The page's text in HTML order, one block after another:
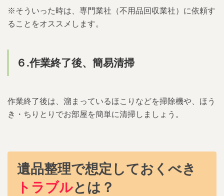
※そういった時は、専門業社（不用品回収業社）に依頼す
ることをオススメします。
６.作業終了後、簡易清掃
作業終了後は、溜まっているほこりなどを掃除機や、ほう
き・ちりとりでお部屋を簡単に清掃しましょう。
遺品整理で想定しておくべき
トラブルとは？